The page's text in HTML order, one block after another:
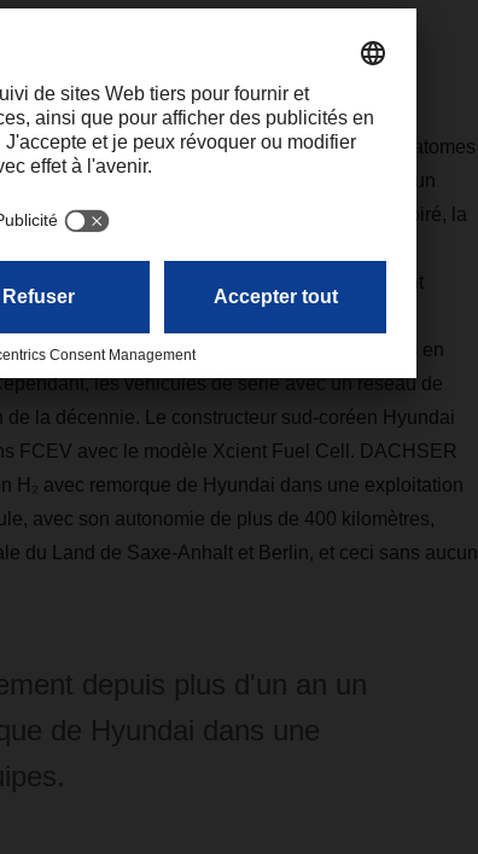
de transport misent sur l'utilisation de la pile à
une réaction catalytique retire un électron aux atomes
électricité est soit consommée directement par un
tampon. En réaction avec l'oxygène de l'air aspiré, la
et de la chaleur comme sous-produits. Les
et cette technologie offre un rendement
comparables. Daimler Trucks, Volvo et Iveco
pour les tracteurs routiers, et ont déjà mis en
les véhicules de série avec un réseau de
la décennie. Le constructeur sud-coréen Hyundai
FCEV avec le modèle Xcient Fuel Cell. DACHSER
H₂ avec remorque de Hyundai dans une exploitation
avec son autonomie de plus de 400 kilomètres,
du Land de Saxe-Anhalt et Berlin, et ceci sans aucun
depuis plus d'un an un
de Hyundai dans une